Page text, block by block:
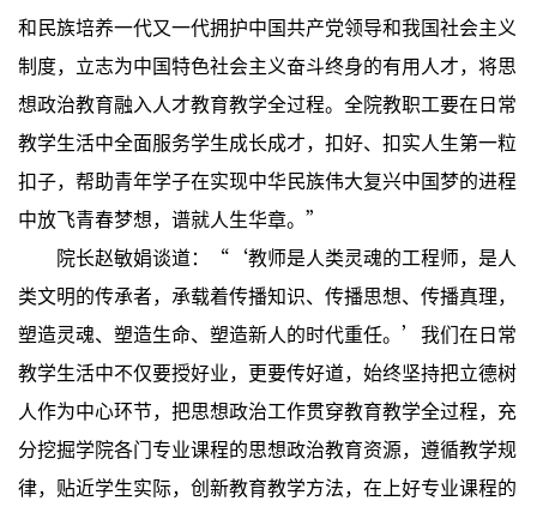
和民族培养一代又一代拥护中国共产党领导和我国社会主义
制度，立志为中国特色社会主义奋斗终身的有用人才，将思
想政治教育融入人才教育教学全过程。全院教职工要在日常
教学生活中全面服务学生成长成才，扣好、扣实人生第一粒
扣子，帮助青年学子在实现中华民族伟大复兴中国梦的进程
中放飞青春梦想，谱就人生华章。”
院长赵敏娟谈道：“‘教师是人类灵魂的工程师，是人
类文明的传承者，承载着传播知识、传播思想、传播真理，
塑造灵魂、塑造生命、塑造新人的时代重任。’我们在日常
教学生活中不仅要授好业，更要传好道，始终坚持把立德树
人作为中心环节，把思想政治工作贯穿教育教学全过程，充
分挖掘学院各门专业课程的思想政治教育资源，遵循教学规
律，贴近学生实际，创新教育教学方法，在上好专业课程的